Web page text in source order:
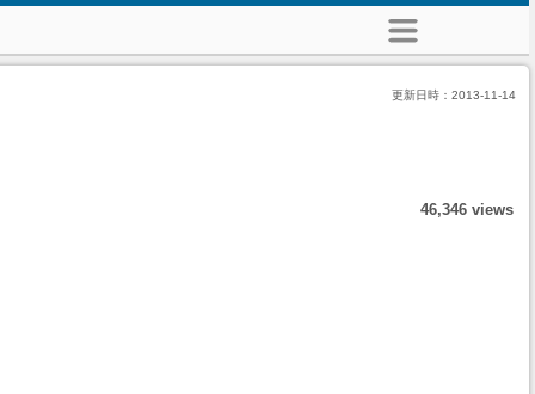
更新日時： 2013-11-14
46,346 views